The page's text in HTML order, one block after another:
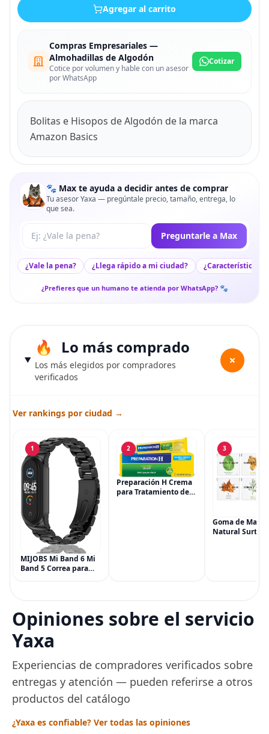
Agregar al carrito
Compras Empresariales —
Almohadillas de Algodón
Cotice por volumen y hable con un asesor
por WhatsApp
Cotizar
Bolitas e Hisopos de Algodón de la marca
Amazon Basics
🐾 Max te ayuda a decidir antes de comprar
Tu asesor Yaxa — pregúntale precio, tamaño, entrega, lo
que sea.
Tu pregunta a Max Preguntarle a Max
¿Vale la pena? ¿Llega rápido a mi ciudad? ¿Características
¿Prefieres que un humano te atienda por WhatsApp? 🐾
Lo más comprado
Los más elegidos por compradores
verificados
+
Ver rankings por ciudad →
1
MIJOBS Mi Band 6 Mi
Band 5 Correa para
de metal para Mi
Smart Band 6
2
Preparación H Crema
para Tratamiento de
3
Goma de
Natural
Opiniones sobre el servicio
Yaxa
Experiencias de compradores verificados sobre
entregas y atención — pueden referirse a otros
productos del catálogo
¿Yaxa es confiable? Ver todas las opiniones